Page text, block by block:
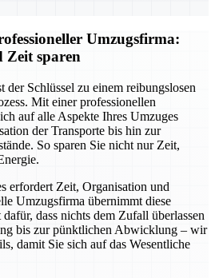
Umzugsfirma:
Zeit sparen
Schlüssel zu einem reibungslosen
Mit einer professionellen
auf alle Aspekte Ihres Umzuges
der Transporte bis hin zur
So sparen Sie nicht nur Zeit,
erfordert Zeit, Organisation und
Umzugsfirma übernimmt diese
dass nichts dem Zufall überlassen
bis zur pünktlichen Abwicklung – wir
damit Sie sich auf das Wesentliche